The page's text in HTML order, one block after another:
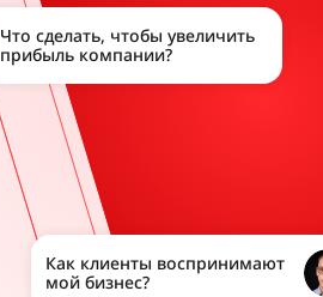
Что сделать, чтобы увеличить
прибыль компании?
Как клиенты воспринимают
мой бизнес?